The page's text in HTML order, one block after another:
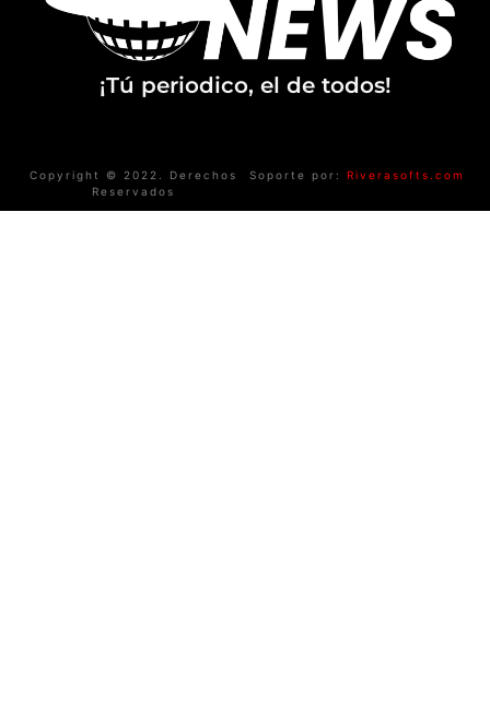
¡Tú periodico, el de todos!
Copyright © 2022. Derechos
Reservados
Soporte por: Riverasofts.com